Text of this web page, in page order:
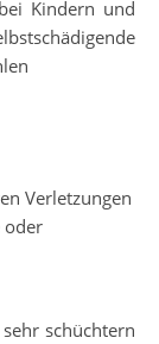
Kindern und
Verletzungen
oder
schüchtern